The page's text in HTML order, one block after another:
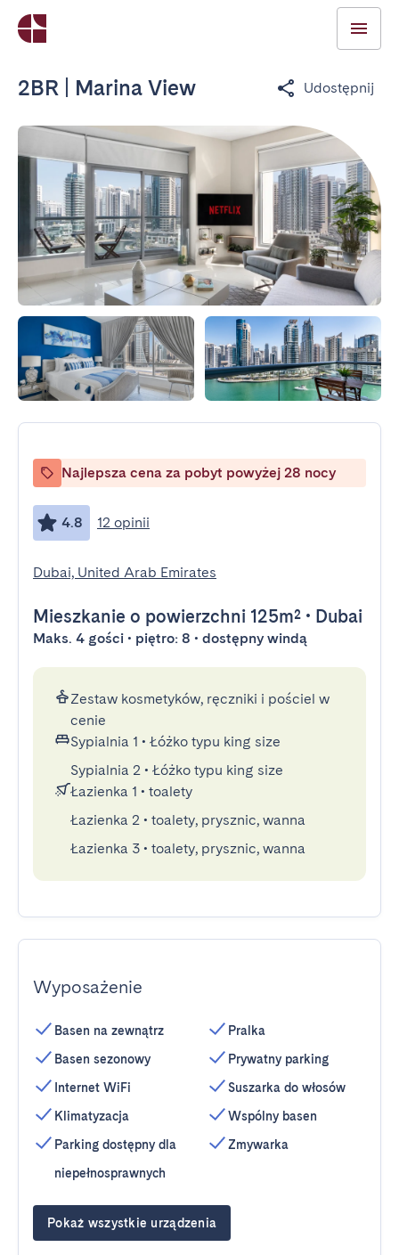
2BR | Marina View Udostępnij
Najlepsza cena za pobyt powyżej 28 nocy
4.8 12 opinii
Dubai, United Arab Emirates
Mieszkanie o powierzchni 125m² • Dubai
Maks. 4 gości • piętro: 8 • dostępny windą
Zestaw kosmetyków, ręczniki i pościel w
cenie
Sypialnia 1 • Łóżko typu king size
Sypialnia 2 • Łóżko typu king size
Łazienka 1 • toalety
Łazienka 2 • toalety, prysznic, wanna
Łazienka 3 • toalety, prysznic, wanna
Wyposażenie
Basen na zewnątrz
Basen sezonowy
Internet WiFi
Klimatyzacja
Parking dostępny dla
niepełnosprawnych
Pralka
Prywatny parking
Suszarka do włosów
Wspólny basen
Zmywarka
Pokaż wszystkie urządzenia